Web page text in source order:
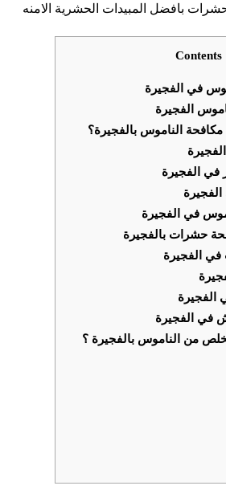
بافضل المبيدات الحشرية الامنه
Contents
في الفجيرة
الفجيرة
الناموس بالفجيرة؟
في الفجيرة
في الفجيرة
حشرات بالفجيرة
الفجيرة
الفجيرة
في الفجيرة
من الناموس بالفجيرة ؟